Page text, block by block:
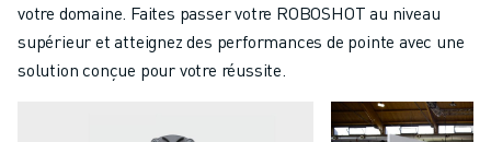
votre domaine. Faites passer votre ROBOSHOT au niveau
supérieur et atteignez des performances de pointe avec une
solution conçue pour votre réussite.